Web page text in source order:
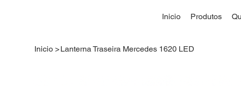
Inicio Produtos
Inicio >Lanterna Traseira Mercedes 1620 LED